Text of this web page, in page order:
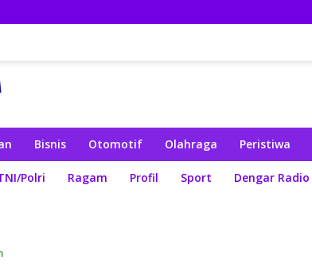
Bisnis Otomotif Olahraga Peristiwa
Polri Ragam Profil Sport Dengar Radio